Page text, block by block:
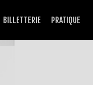
BILLETTERIE PRATIQUE